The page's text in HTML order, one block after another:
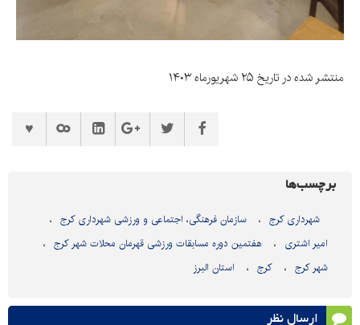
منتشر شده در تاریخ ۲۵ شهریورماه ۱۴۰۳
برچسب‌ها
شهرداری کرج
سازمان فرهنگی، اجتماعی و ورزشی شهرداری کرج
امیر اشتری
هفتمین دوره مسابقات ورزشی قهرمان محلات شهر کرج
شهر کرج
کرج استان البرز
ارسال نظر